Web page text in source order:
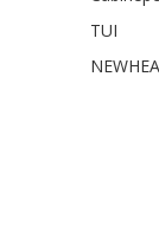
TUI